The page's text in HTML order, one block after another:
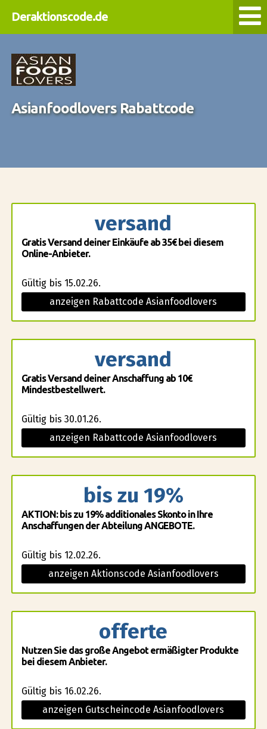
Deraktionscode.de
Asianfoodlovers Rabattcode
versand
Gratis Versand deiner Einkäufe ab 35€ bei diesem
Online-Anbieter.
Gültig bis 15.02.26.
anzeigen Rabattcode Asianfoodlovers
versand
Gratis Versand deiner Anschaffung ab 10€
Mindestbestellwert.
Gültig bis 30.01.26.
anzeigen Rabattcode Asianfoodlovers
bis zu 19%
AKTION: bis zu 19% additionales Skonto in Ihre
Anschaffungen der Abteilung ANGEBOTE.
Gültig bis 12.02.26.
anzeigen Aktionscode Asianfoodlovers
offerte
Nutzen Sie das große Angebot ermäßigter Produkte
bei diesem Anbieter.
Gültig bis 16.02.26.
anzeigen Gutscheincode Asianfoodlovers